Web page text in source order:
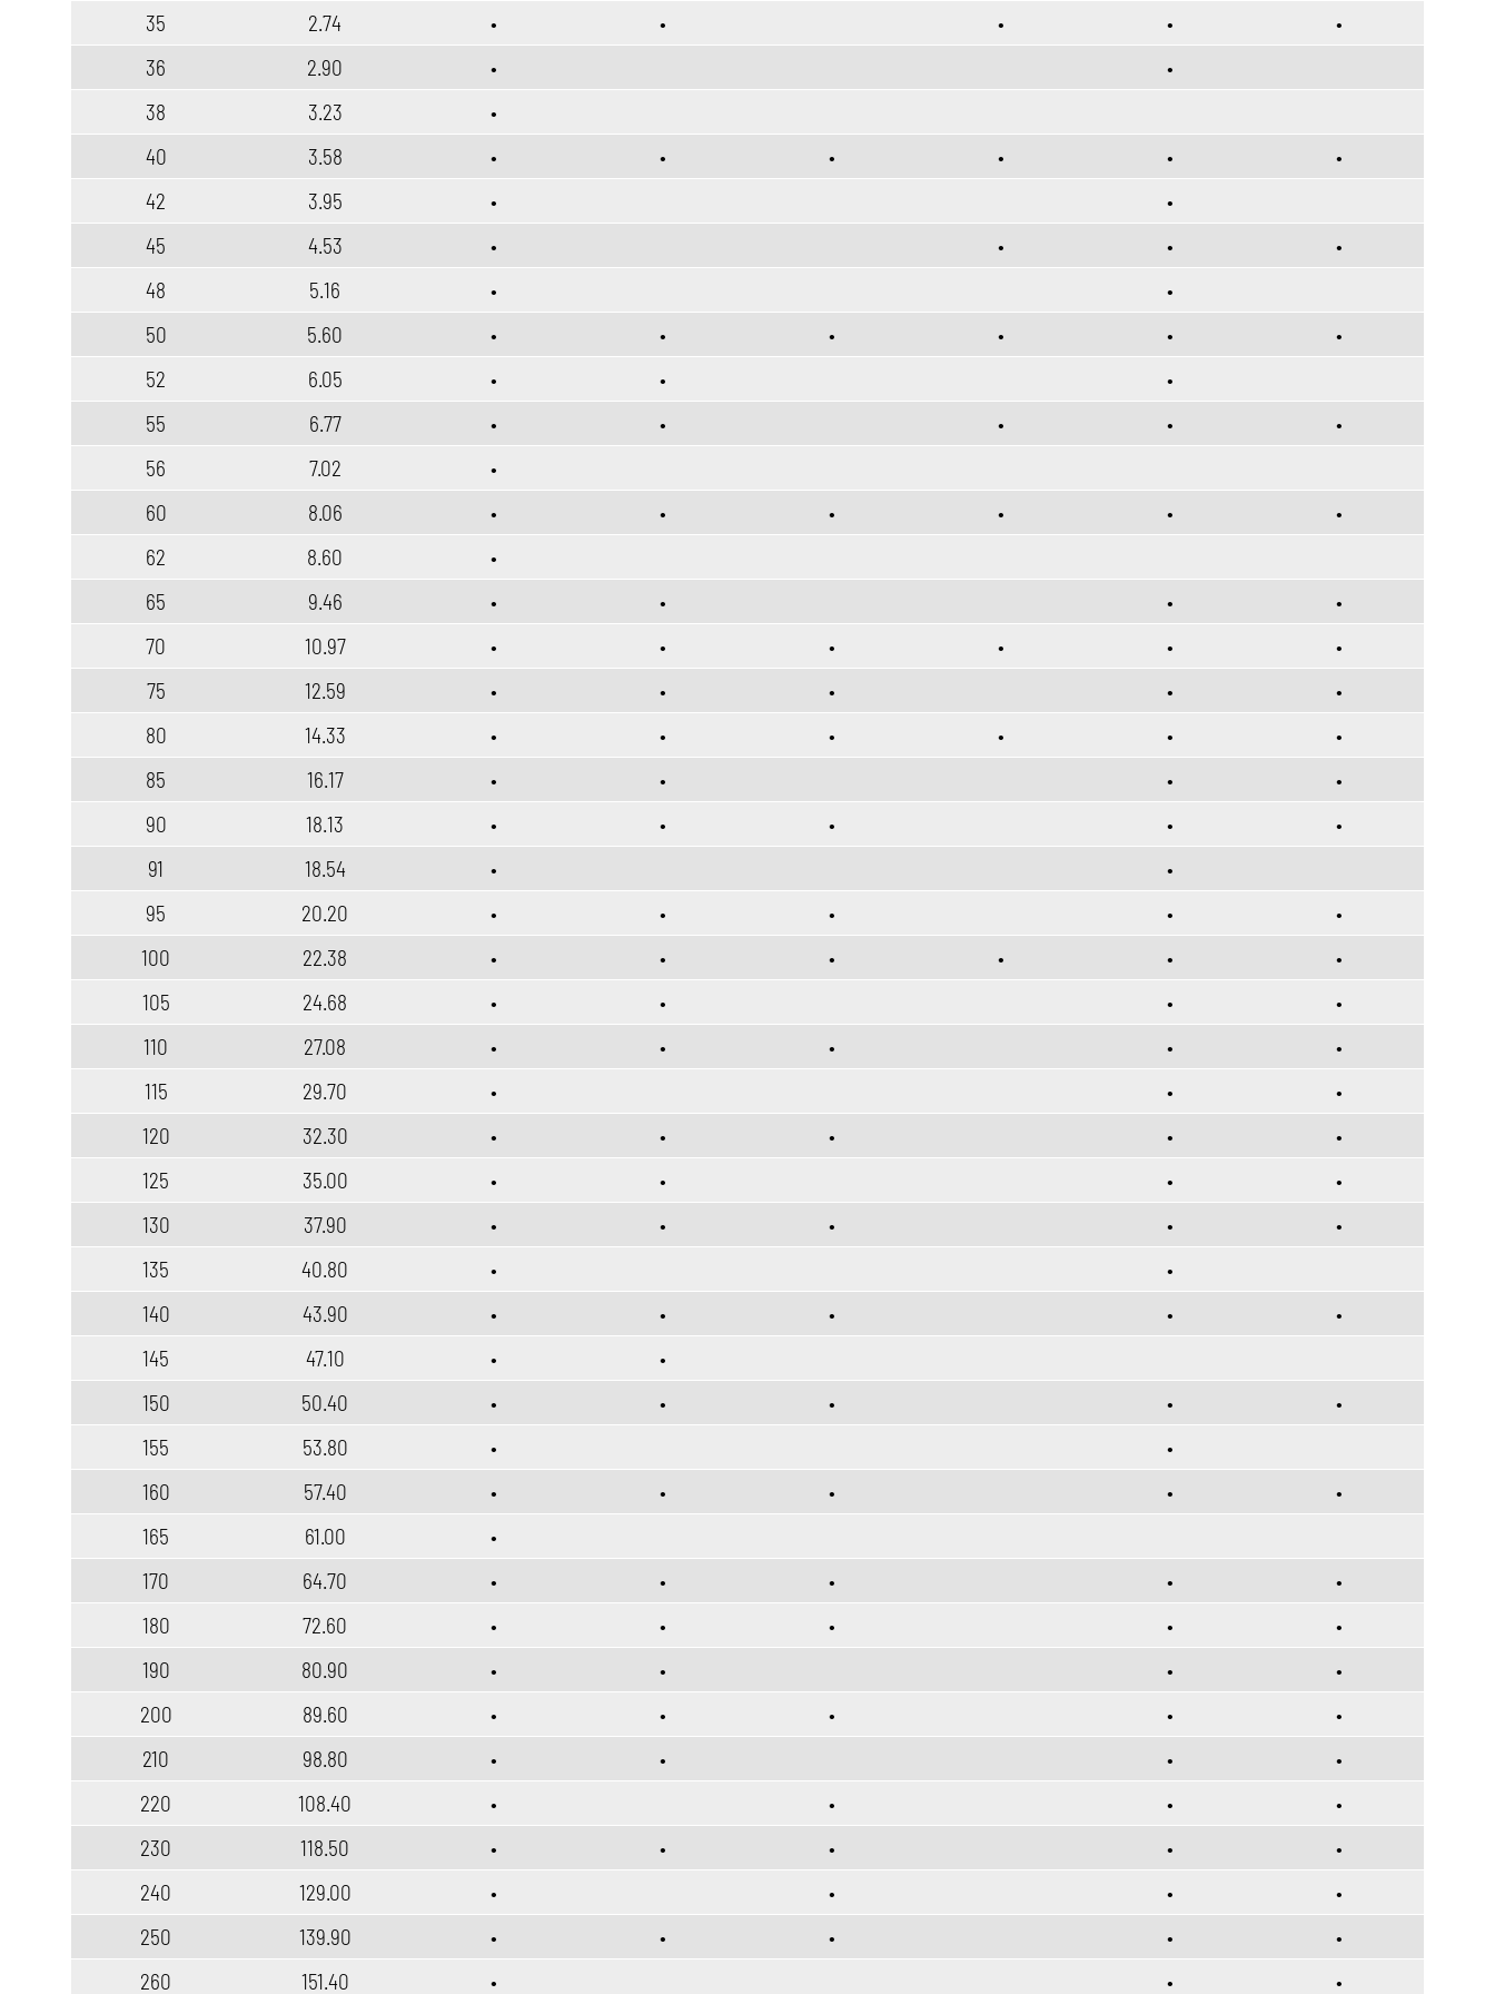
35 2.74 • • • •
•
36
2.90 •
•
38
3.23
•
40
3.58 • • • • •
•
42
3.95 •
•
45
4.53 • • •
•
48
5.16 •
•
50
5.60 • • • • •
•
52
6.05 • •
•
55
6.77 • • • •
•
56
7.02
•
60
8.06 • • • • •
•
62
8.60
•
65
9.46 • • •
•
70
10.97 • • • • •
•
75
12.59 • • • •
•
80
14.33 • • • • •
•
85
16.17 • • •
•
90
18.13 • • • •
•
91
18.54 •
•
95
20.20 • • • •
•
100
22.38 • • • • •
•
105
24.68 • • •
•
110
27.08 • • • •
•
115
29.70 • •
•
120
32.30 • • • •
•
125
35.00 • • •
•
130
37.90 • • • •
•
135
40.80 •
•
140
43.90 • • • •
•
145
47.10 •
•
150
50.40 • • • •
•
155
53.80 •
•
160
57.40 • • • •
•
165
61.00
•
170
64.70 • • • •
•
180
72.60 • • • •
•
190
80.90 • • •
•
200
89.60 • • • •
•
210
98.80 • • •
•
220
108.40 • • •
•
230
118.50 • • • •
•
240
129.00 • • •
•
250
139.90 • • • •
•
260
151.40 • • •